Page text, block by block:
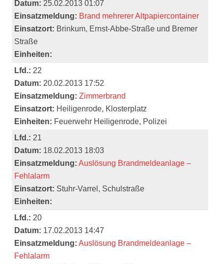
Datum: 25.02.2013 01:07
Einsatzmeldung: Brand mehrerer Altpapiercontainer
Einsatzort: Brinkum, Ernst-Abbe-Straße und Bremer
Straße
Einheiten:
Lfd.: 22
Datum: 20.02.2013 17:52
Einsatzmeldung: Zimmerbrand
Einsatzort: Heiligenrode, Klosterplatz
Einheiten: Feuerwehr Heiligenrode, Polizei
Lfd.: 21
Datum: 18.02.2013 18:03
Einsatzmeldung: Auslösung Brandmeldeanlage –
Fehlalarm
Einsatzort: Stuhr-Varrel, Schulstraße
Einheiten:
Lfd.: 20
Datum: 17.02.2013 14:47
Einsatzmeldung: Auslösung Brandmeldeanlage –
Fehlalarm